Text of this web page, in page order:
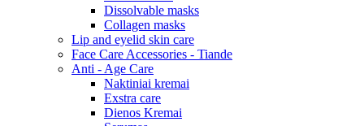
Dissolvable masks
Collagen masks
Lip and eyelid skin care
Face Care Accessories - Tiande
Anti - Age Care
Naktiniai kremai
Exstra care
Dienos Kremai